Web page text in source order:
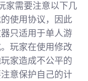
家需要注意以下几
使用协议，因此
只适用于单人游
玩家在使用修改
家造成不公平的
意保护自己的计